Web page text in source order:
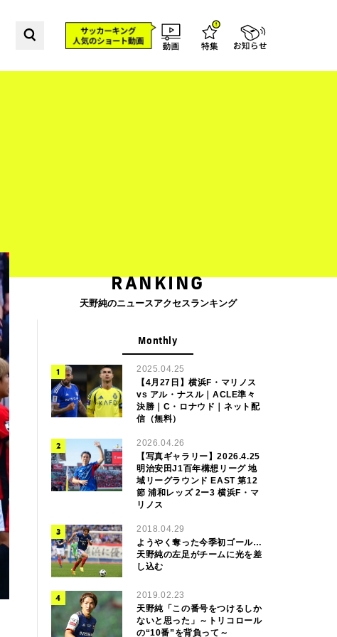
RANKING
天野純のニュースアクセスランキング
Monthly
2025.04.25
【4月27日】横浜F・マリノス
vs アル・ナスル｜ACLE準々
決勝｜C・ロナウド｜ネット配
信（無料）
2026.04.26
【写真ギャラリー】2026.4.25
明治安田J1百年構想リーグ 地
域リーグラウンド EAST 第12
節 浦和レッズ 2ー3 横浜F・マ
リノス
2018.04.29
ようやく奪った今季初ゴール…
天野純の左足がチームに光を差
し込む
2019.02.23
天野純「この番号をつけるしか
ないと思った」～トリコロール
の“10番”を背負って～